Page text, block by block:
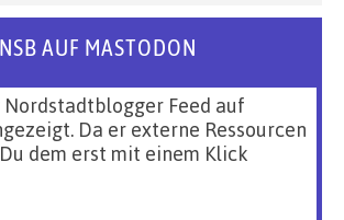
NSB AUF MASTODON
Feed auf
Da er externe Ressourcen
dem erst mit einem Klick